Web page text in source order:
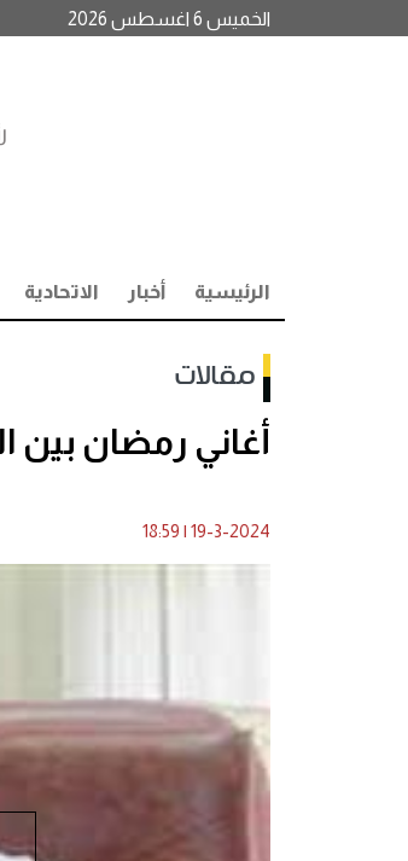
الخميس 6 اغسطس 2026
الرئيسية أخبار الاتحادية
مقالات
أغاني رمضان بين
19-3-2024
|
18:59